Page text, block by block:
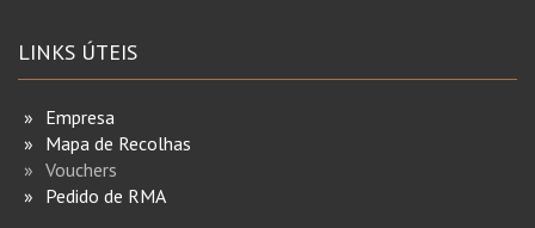
LINKS ÚTEIS
Empresa
Mapa de Recolhas
Vouchers
Pedido de RMA